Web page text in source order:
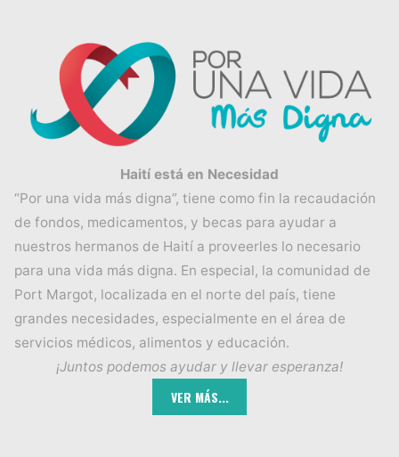
Haití está en Necesidad
“Por una vida más digna”, tiene como fin la recaudación
de fondos, medicamentos, y becas para ayudar a
nuestros hermanos de Haití a proveerles lo necesario
para una vida más digna. En especial, la comunidad de
Port Margot, localizada en el norte del país, tiene
grandes necesidades, especialmente en el área de
servicios médicos, alimentos y educación.
¡Juntos podemos ayudar y llevar esperanza!